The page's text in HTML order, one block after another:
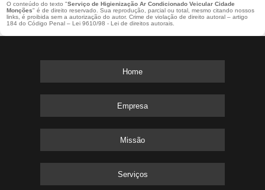
O conteúdo do texto "Serviço de Higienização Ar Condicionado Veicular Cidade
Monções" é de direito reservado. Sua reprodução, parcial ou total, mesmo citando nossos
links, é proibida sem a autorização do autor. Crime de violação de direito autoral – artigo
184 do Código Penal –Lei 9610/98 - Lei de direitos autorais.
Home
Empresa
Missão
Serviços